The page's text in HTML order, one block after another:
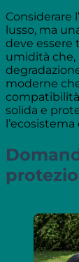
Considerare
lusso, ma
deve essere
umidità che,
moderne
solida e